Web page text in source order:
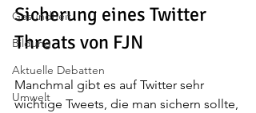
Gesundheit
Bildung
Aktuelle Debatten
Umwelt
Sicherung eines Twitter
Threats von FJN
Manchmal gibt es auf Twitter sehr
wichtige Tweets, die man sichern sollte,